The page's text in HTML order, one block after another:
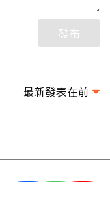
發布
最新發表在前